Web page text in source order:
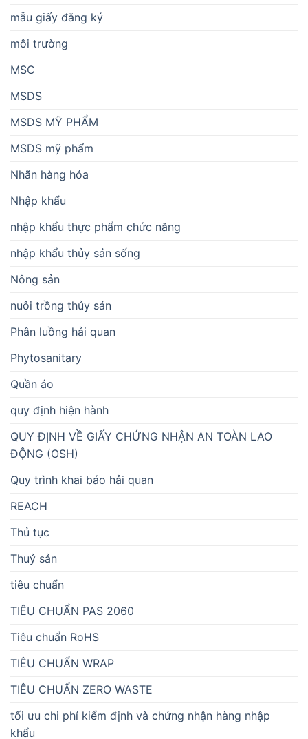
mẫu giấy đăng ký
môi trường
MSC
MSDS
MSDS MỸ PHẨM
MSDS mỹ phẩm
Nhãn hàng hóa
Nhập khẩu
nhập khẩu thực phẩm chức năng
nhập khẩu thủy sản sống
Nông sản
nuôi trồng thủy sản
Phân luồng hải quan
Phytosanitary
Quần áo
quy định hiện hành
QUY ĐỊNH VỀ GIẤY CHỨNG NHẬN AN TOÀN LAO
ĐỘNG (OSH)
Quy trình khai báo hải quan
REACH
Thủ tục
Thuỷ sản
tiêu chuẩn
TIÊU CHUẨN PAS 2060
Tiêu chuẩn RoHS
TIÊU CHUẨN WRAP
TIÊU CHUẨN ZERO WASTE
tối ưu chi phí kiểm định và chứng nhận hàng nhập
khẩu